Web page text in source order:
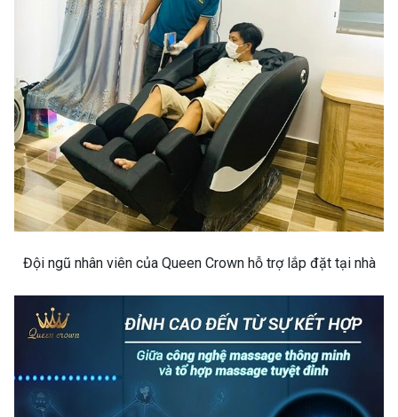
Đội ngũ nhân viên của Queen Crown hỗ trợ lắp đặt tại nhà